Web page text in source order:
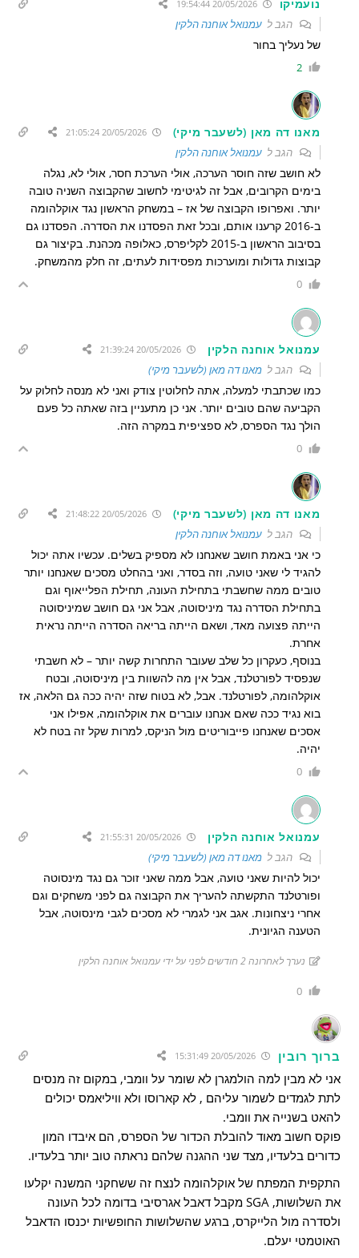
נועמיקו 20/05/2026 19:54:44
הגב לעמנואל אוחנה הלקין
של נעליך בחור
2
מאנו דה מאן (לשעבר מיקי) 20/05/2026 21:05:24
הגב לעמנואל אוחנה הלקין
לא חושב שזה חוסר הערכה, אולי הערכת חסר, אולי לא, נגלה
בימים הקרובים, אבל זה לגיטימי לחשוב שהקבוצה השניה טובה
יותר. ואפרופו הקבוצה של אז – במשחק הראשון נגד אוקלהומה
ב-2016 קרענו אותם, ובכל זאת הפסדנו את הסדרה. הפסדנו גם
בסיבוב הראשון ב-2015 לקליפרס, כאלופה מכהנת. בקיצור גם
קבוצות גדולות ומוערכות מפסידות לעתים, זה חלק מהמשחק.
0
עמנואל אוחנה הלקין 20/05/2026 21:39:24
הגב למאנו דה מאן (לשעבר מיקי)
כמו שכתבתי למעלה, אתה לחלוטין צודק ואני לא מנסה לחלוק על
הקביעה שהם טובים יותר. אני כן מתעניין בזה שאתה כל פעם
הולך נגד הספרס, לא ספציפית במקרה הזה.
0
מאנו דה מאן (לשעבר מיקי) 20/05/2026 21:48:22
הגב לעמנואל אוחנה הלקין
כי אני באמת חושב שאנחנו לא מספיק בשלים. עכשיו אתה יכול
להגיד לי שאני טועה, וזה בסדר, ואני בהחלט מסכים שאנחנו יותר
טובים ממה שחשבתי בתחילת העונה, תחילת הפלייאוף וגם
בתחילת הסדרה נגד מיניסוטה, אבל אני גם חושב שמיניסוטה
הייתה פצועה מאד, ושאם הייתה בריאה הסדרה הייתה נראית
אחרת.
בנוסף, כעקרון כל שלב שעובר התחרות קשה יותר – לא חשבתי
שנפסיד לפורטלנד, אבל אין מה להשוות בין מיניסוטה, ובטח
אוקלהומה, לפורטלנד. אבל, לא בטוח שזה יהיה ככה גם הלאה, אז
בוא נגיד ככה שאם אנחנו עוברים את אוקלהומה, אפילו אני
אסכים שאנחנו פייבוריטים מול הניקס, למרות שקל זה בטח לא
יהיה.
0
עמנואל אוחנה הלקין 20/05/2026 21:55:31
הגב למאנו דה מאן (לשעבר מיקי)
יכול להיות שאני טועה, אבל ממה שאני זוכר גם נגד מינסוטה
ופורטלנד התקשתה להעריך את הקבוצה גם לפני משחקים וגם
אחרי ניצחונות. אגב אני לגמרי לא מסכים לגבי מינסוטה, אבל
הטענה הגיונית.
נערך לאחרונה 2 חודשים לפני על ידי עמנואל אוחנה הלקין
0
ברוך רובין 20/05/2026 15:31:49
אני לא מבין למה הולמגרן לא שומר על וומבי, במקום זה מנסים
לתת לגמדים לשמור עליהם , לא קארוסו ולא וויליאמס יכולים
להאט בשנייה את וומבי.
פוקס חשוב מאוד להובלת הכדור של הספרס, הם איבדו המון
כדורים בלעדיו, מצד שני ההגנה שלהם נראתה טוב יותר בלעדיו.
התקפית המפתח של אוקלהומה לנצח זה ששחקני המשנה יקלעו
את השלושות, SGA מקבל דאבל אגרסיבי בדומה לכל העונה
ולסדרה מול הלייקרס, ברגע שהשלושות החופשיות יכנסו הדאבל
האוטמטי יעלם.